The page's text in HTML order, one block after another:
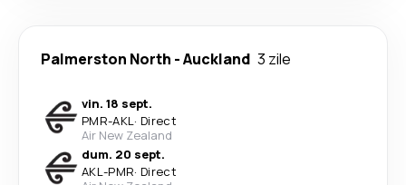
Palmerston North -Auckland 3 zile
vin. 18 sept.
PMR-AKL· Direct
Air New Zealand
dum. 20 sept.
AKL-PMR· Direct